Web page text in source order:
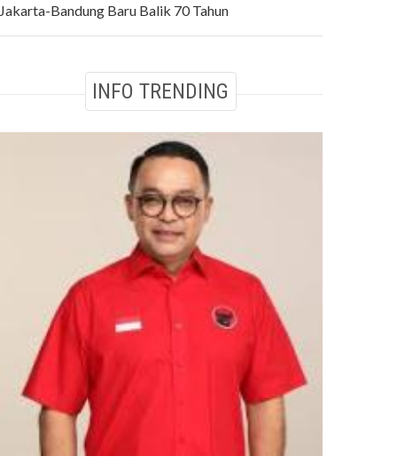
Bandung Baru Balik 70 Tahun
INFO TRENDING